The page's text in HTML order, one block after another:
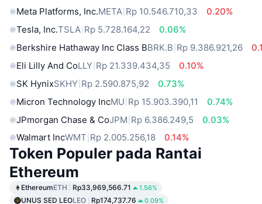
Meta Platforms, Inc.META Rp 10.546.710,33
0.20%
Tesla, Inc.TSLA Rp 5.728.164,22
0.06%
Berkshire Hathaway Inc Class BBRK.B Rp 9.386.921,26
Eli Lilly And CoLLY Rp 21.339.434,35
0.10%
SK HynixSKHY Rp 2.590.875,92
0.73%
Micron Technology IncMU Rp 15.903.390,11
0.74%
JPmorgan Chase & CoJPM Rp 6.386.249,5
0.03%
Walmart IncWMT Rp 2.005.256,18 0.14%
Token Populer pada Rantai
Ethereum
EthereumETH Rp33,969,566.71 1.56%
UNUS SED LEOLEO Rp174,737.76 0.09%